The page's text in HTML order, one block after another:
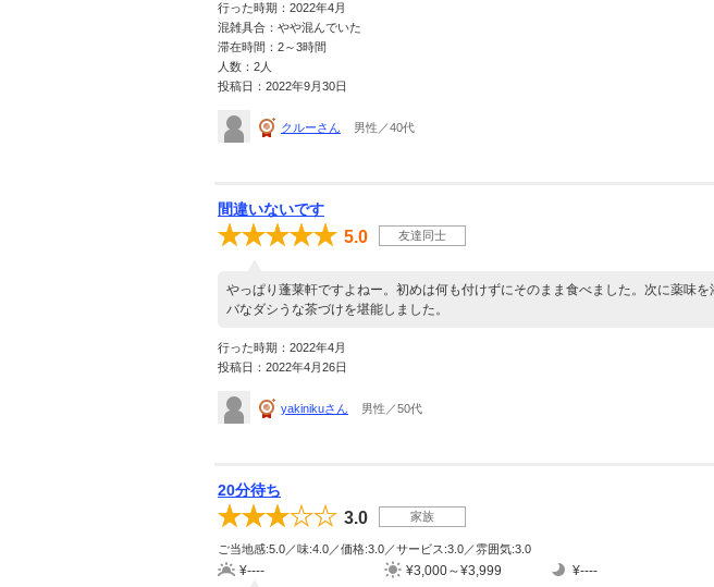
行った時期：2022年4月
混雑具合：やや混んでいた
滞在時間：2～3時間
人数：2人
投稿日：2022年9月30日
クルーさん 男性／40代
間違いないです
5.0 友達同士
やっぱり蓬莱軒ですよねー。初めは何も付けずにそのまま食べました。次に薬味
バなダシうな茶づけを堪能しました。
行った時期：2022年4月
投稿日：2022年4月26日
yakinikuさん 男性／50代
20分待ち
3.0 家族
ご当地感:5.0／味:4.0／価格:3.0／サービス:3.0／雰囲気:3.0
¥---- ¥3,000～¥3,999 ¥----